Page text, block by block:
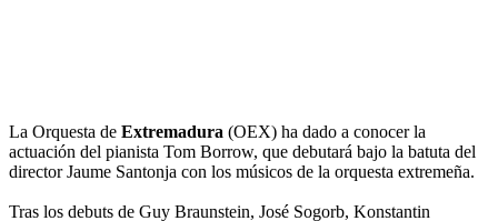
La Orquesta de Extremadura (OEX) ha dado a conocer la
actuación del pianista Tom Borrow, que debutará bajo la batuta del
director Jaume Santonja con los músicos de la orquesta extremeña.
Tras los debuts de Guy Braunstein, José Sogorb, Konstantin